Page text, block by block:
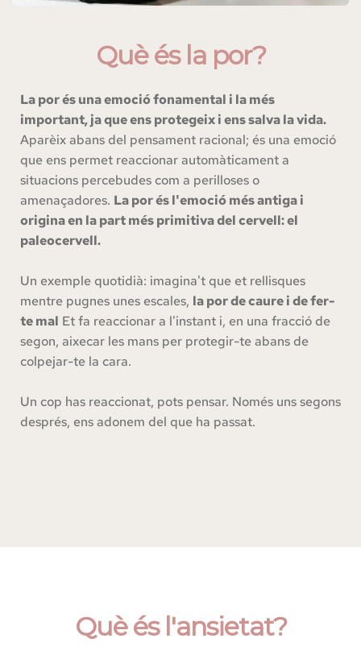
Què és la por?
La por és una emoció fonamental i la més
important, ja que ens protegeix i ens salva la vida.
Aparèix abans del pensament racional; és una emoció
que ens permet reaccionar automàticament a
situacions percebudes com a perilloses o
amenaçadores. La por és l'emoció més antiga i
origina en la part més primitiva del cervell: el
paleocervell.
Un exemple quotidià: imagina't que et rellisques
mentre pugnes unes escales, la por de caure i de fer-
te mal Et fa reaccionar a l'instant i, en una fracció de
segon, aixecar les mans per protegir-te abans de
colpejar-te la cara.
Un cop has reaccionat, pots pensar. Només uns segons
després, ens adonem del que ha passat.
Què és l'ansietat?